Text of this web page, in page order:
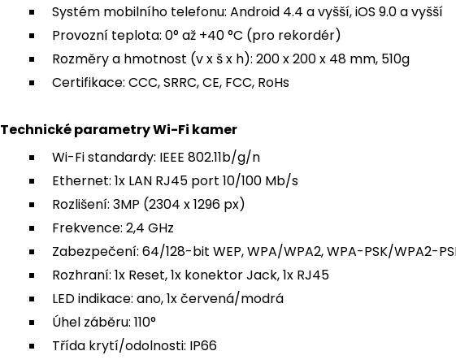
Systém mobilního telefonu: Android 4.4 a vyšší, iOS 9.0 a vyšší
Provozní teplota: 0° až +40 °C (pro rekordér)
Rozměry a hmotnost (v x š x h): 200 x 200 x 48 mm, 510g
Certifikace: CCC, SRRC, CE, FCC, RoHs
Technické parametry Wi-Fi kamer
Wi-Fi standardy: IEEE 802.11b/g/n
Ethernet: 1x LAN RJ45 port 10/100 Mb/s
Rozlišení: 3MP (2304 x 1296 px)
Frekvence: 2,4 GHz
Zabezpečení: 64/128-bit WEP, WPA/WPA2, WPA-PSK/WPA2-
Rozhraní: 1x Reset, 1x konektor Jack, 1x RJ45
LED indikace: ano, 1x červená/modrá
Úhel záběru: 110°
Třída krytí/odolnosti: IP66